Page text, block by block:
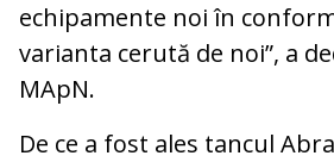
echipamente noi în
varianta cerută de noi”, a
MApN.
De ce a fost ales tancul